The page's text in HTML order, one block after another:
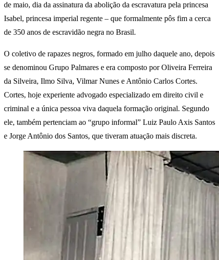
de maio, dia da assinatura da abolição da escravatura pela princesa
Isabel, princesa imperial regente – que formalmente pôs fim a cerca
de 350 anos de escravidão negra no Brasil.
O coletivo de rapazes negros, formado em julho daquele ano, depois
se denominou Grupo Palmares e era composto por Oliveira Ferreira
da Silveira, Ilmo Silva, Vilmar Nunes e Antônio Carlos Cortes.
Cortes, hoje experiente advogado especializado em direito civil e
criminal e a única pessoa viva daquela formação original. Segundo
ele, também pertenciam ao “grupo informal” Luiz Paulo Axis Santos
e Jorge Antônio dos Santos, que tiveram atuação mais discreta.